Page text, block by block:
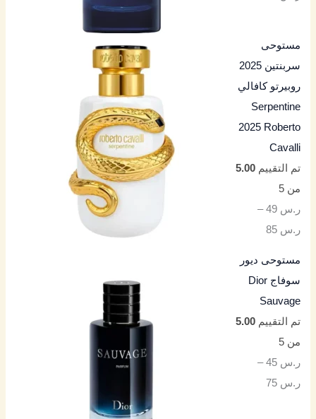
مستوحى
سربنتين 2025
روبيرتو كافالي
Serpentine
2025 Roberto
Cavalli
تم التقييم5.00
من 5
ر.س 49
–
ر.س 85
مستوحى ديور
سوفاج Dior
Sauvage
تم التقييم5.00
من 5
ر.س 45
–
ر.س 75